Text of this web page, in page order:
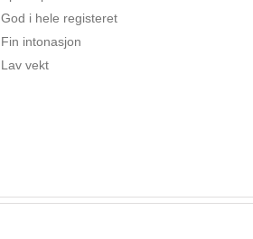
God i hele registeret
Fin intonasjon
Lav vekt